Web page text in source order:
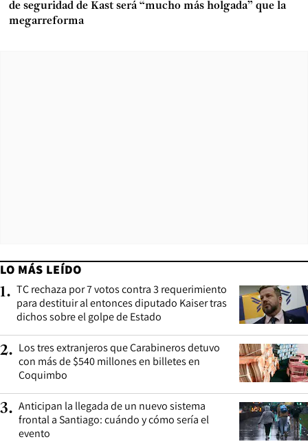
de seguridad de Kast será “mucho más holgada” que la
megarreforma
LO MÁS LEÍDO
1. TC rechaza por 7 votos contra 3 requerimiento
para destituir al entonces diputado Kaiser tras
dichos sobre el golpe de Estado
2. Los tres extranjeros que Carabineros detuvo
con más de $540 millones en billetes en
Coquimbo
3. Anticipan la llegada de un nuevo sistema
frontal a Santiago: cuándo y cómo sería el
evento